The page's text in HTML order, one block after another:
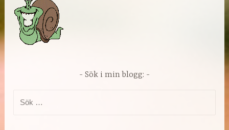
Sök i min blogg: